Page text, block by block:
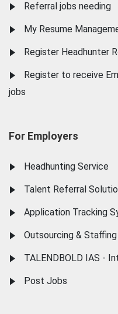
Referral jobs needing
My Resume
Register Headhunter
Register to receive
jobs
For Employers
Headhunting Service
Talent Referral
Application Tracking
Outsourcing &
TALENDBOLD IAS -
Post Jobs